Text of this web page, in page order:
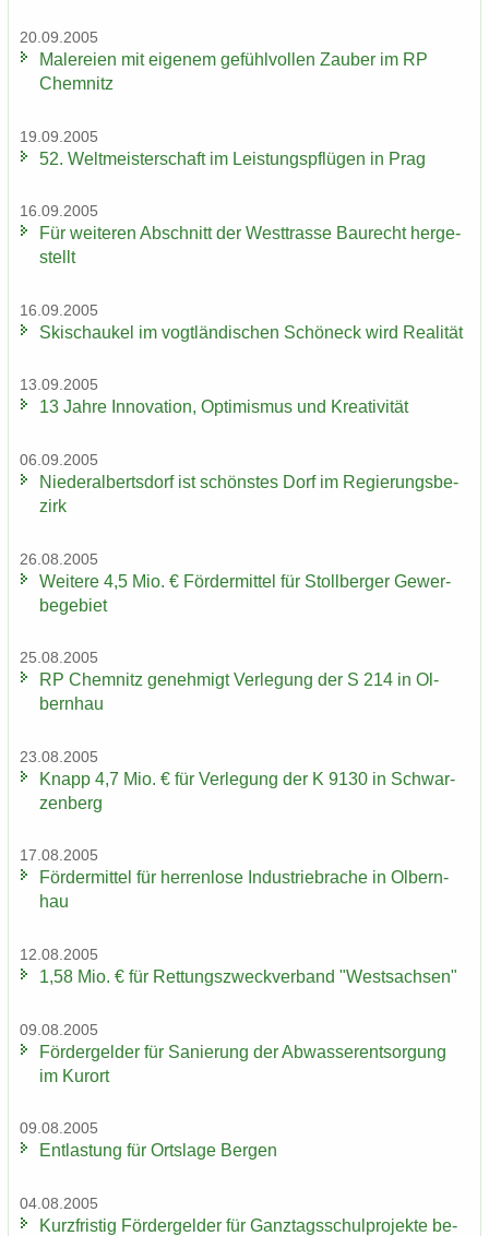
20.09.2005
Ma­le­rei­en mit ei­ge­nem ge­fühl­vol­len Zau­ber im RP
Chem­nitz
19.09.2005
52. Welt­meis­ter­schaft im Leis­tungs­pflü­gen in Prag
16.09.2005
Für wei­te­ren Ab­schnitt der West­tras­se Bau­recht her­ge­
stellt
16.09.2005
Ski­schau­kel im vogt­län­di­schen Schöneck wird Rea­li­tät
13.09.2005
13 Jahre In­no­va­ti­on, Op­ti­mis­mus und Krea­ti­vi­tät
06.09.2005
Nie­der­al­berts­dorf ist schöns­tes Dorf im Re­gie­rungs­be­
zirk
26.08.2005
Wei­te­re 4,5 Mio. € För­der­mit­tel für Stoll­ber­ger Ge­wer­
be­ge­biet
25.08.2005
RP Chem­nitz ge­neh­migt Ver­le­gung der S 214 in Ol­
bern­hau
23.08.2005
Knapp 4,7 Mio. € für Ver­le­gung der K 9130 in Schwar­
zen­berg
17.08.2005
För­der­mit­tel für her­ren­lo­se In­dus­trie­bra­che in Ol­bern­
hau
12.08.2005
1,58 Mio. € für Ret­tungs­zweck­ver­band "West­sach­sen"
09.08.2005
För­der­gel­der für Sa­nie­rung der Ab­was­ser­ent­sor­gung
im Kur­ort
09.08.2005
Ent­las­tung für Orts­la­ge Ber­gen
04.08.2005
Kurz­fris­tig För­der­gel­der für Ganz­tags­schul­pro­jek­te be­